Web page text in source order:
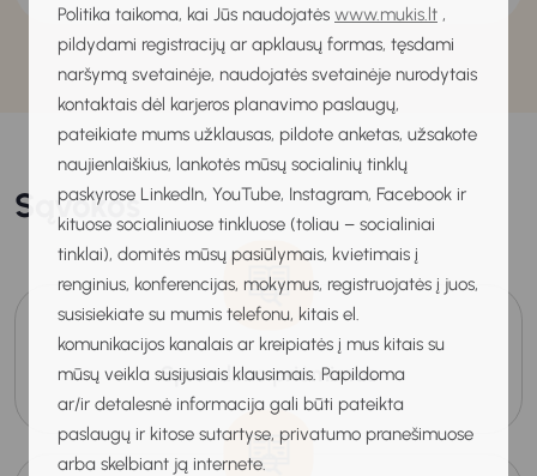
Politika taikoma, kai Jūs naudojatės www.mukis.lt ,
pildydami registracijų ar apklausų formas, tęsdami
naršymą svetainėje, naudojatės svetainėje nurodytais
kontaktais dėl karjeros planavimo paslaugų,
pateikiate mums užklausas, pildote anketas, užsakote
naujienlaiškius, lankotės mūsų socialinių tinklų
paskyrose LinkedIn, YouTube, Instagram, Facebook ir
kituose socialiniuose tinkluose (toliau – socialiniai
tinklai), domitės mūsų pasiūlymais, kvietimais į
renginius, konferencijas, mokymus, registruojatės į juos,
susisiekiate su mumis telefonu, kitais el.
komunikacijos kanalais ar kreipiatės į mus kitais su
mūsų veikla susijusiais klausimais. Papildoma
ar/ir detalesnė informacija gali būti pateikta
paslaugų ir kitose sutartyse, privatumo pranešimuose
arba skelbiant ją internete.
Sąvokos
Sprendimo priėmimas